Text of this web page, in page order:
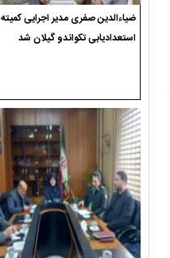
ضیاءالدین صفری مدیر اجرایی کمیته
استعدادیابی تکواندو گیلان شد